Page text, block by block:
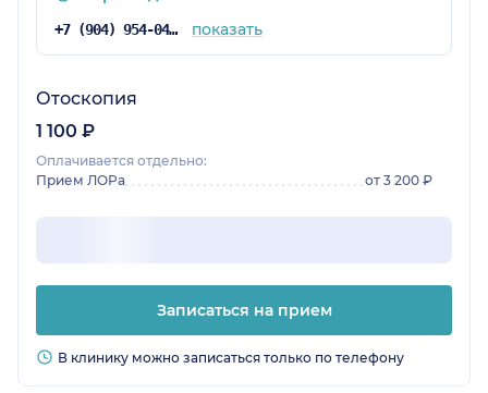
+7 (904) 954-04-89 показать
Отоскопия
1 100 ₽
Оплачивается отдельно:
Прием ЛОРа
от 3 200 ₽
Записаться на прием
В клинику можно записаться только по телефону